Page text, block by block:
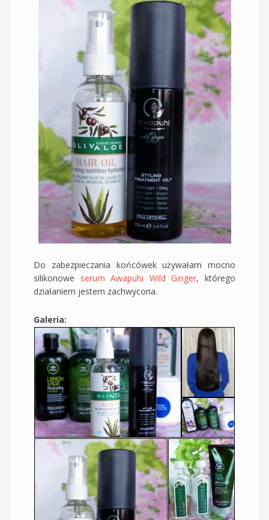
Do zabezpieczania końcówek używałam mocno
silikonowe serum Awapuhi Wild Ginger, którego
działaniem jestem zachwycona.
Galeria: